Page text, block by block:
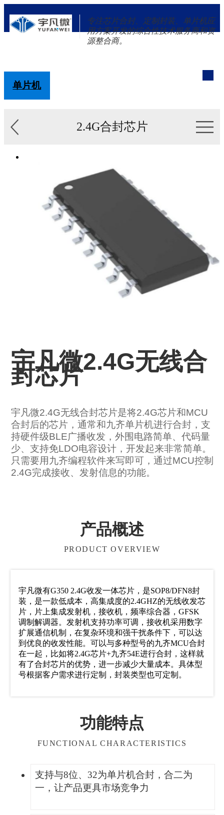
专注芯片合封、定制封装、单片机应
用方案开发的综合性技术服务商和资
源整合商。
单片机
2.4G合封芯片
宇凡微2.4G无线合
封芯片
宇凡微2.4G无线合封芯片是将2.4G芯片和MCU
合封后的芯片，通常和九齐单片机进行合封，支
持硬件级BLE广播收发，外围电路简单、代码量
少、支持免LDO电容设计，开发起来非常简单。
只需要用九齐编程软件来写即可，通过MCU控制
2.4G完成接收、发射信息的功能。
产品概述
PRODUCT OVERVIEW
宇凡微有G350 2.4G收发一体芯片，是SOP8/DFN8封
装，是一款低成本，高集成度的2.4GHZ的无线收发芯
片，片上集成发射机，接收机，频率综合器，GFSK
调制解调器。发射机支持功率可调，接收机采用数字
扩展通信机制，在复杂环境和强干扰条件下，可以达
到优良的收发性能。可以与多种型号的九齐MCU合封
在一起，比如将2.4G芯片+九齐54E进行合封，这样就
有了合封芯片的优势，进一步减少大量成本。具体型
号根据客户需求进行定制，封装类型也可定制。
功能特点
FUNCTIONAL CHARACTERISTICS
支持与8位、32为单片机合封， 合二为
一，让产品更具市场竞争力